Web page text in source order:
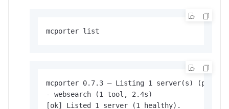
mcporter list
mcporter 0.7.3 — Listing 1 server(s) (per-
- websearch (1 tool, 2.4s)
[ok] Listed 1 server (1 healthy).